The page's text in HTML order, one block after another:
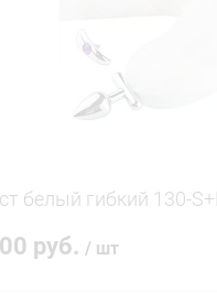
белый гибкий 130-
руб. / шт